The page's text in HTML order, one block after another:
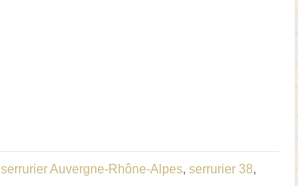
serrurier Auvergne-Rhône-Alpes, serrurier 38,